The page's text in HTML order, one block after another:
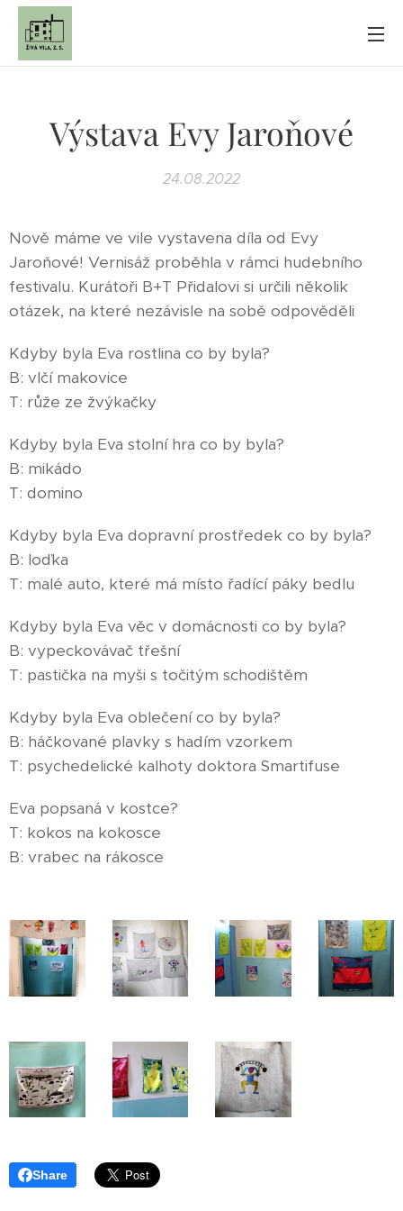
Výstava Evy Jaroňové
24.08.2022
Nově máme ve vile vystavena díla od Evy
Jaroňové! Vernisáž proběhla v rámci hudebního
festivalu. Kurátoři B+T Přidalovi si určili několik
otázek, na které nezávisle na sobě odpověděli
Kdyby byla Eva rostlina co by byla?
B: vlčí makovice
T: růže ze žvýkačky
Kdyby byla Eva stolní hra co by byla?
B: mikádo
T: domino
Kdyby byla Eva dopravní prostředek co by byla?
B: loďka
T: malé auto, které má místo řadící páky bedlu
Kdyby byla Eva věc v domácnosti co by byla?
B: vypeckovávač třešní
T: pastička na myši s točitým schodištěm
Kdyby byla Eva oblečení co by byla?
B: háčkované plavky s hadím vzorkem
T: psychedelické kalhoty doktora Smartifuse
Eva popsaná v kostce?
T: kokos na kokosce
B: vrabec na rákosce
Share